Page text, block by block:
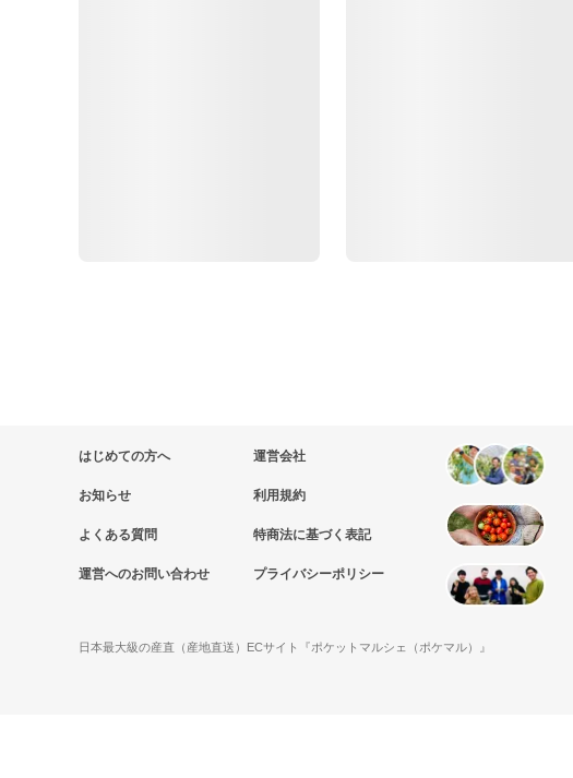
はじめての方へ
お知らせ
よくある質問
運営へのお問い合わせ
運営会社
利用規約
特商法に基づく表記
プライバシーポリシー
日本最大級の産直（産地直送）ECサイト『ポケットマルシェ（ポケマル）』